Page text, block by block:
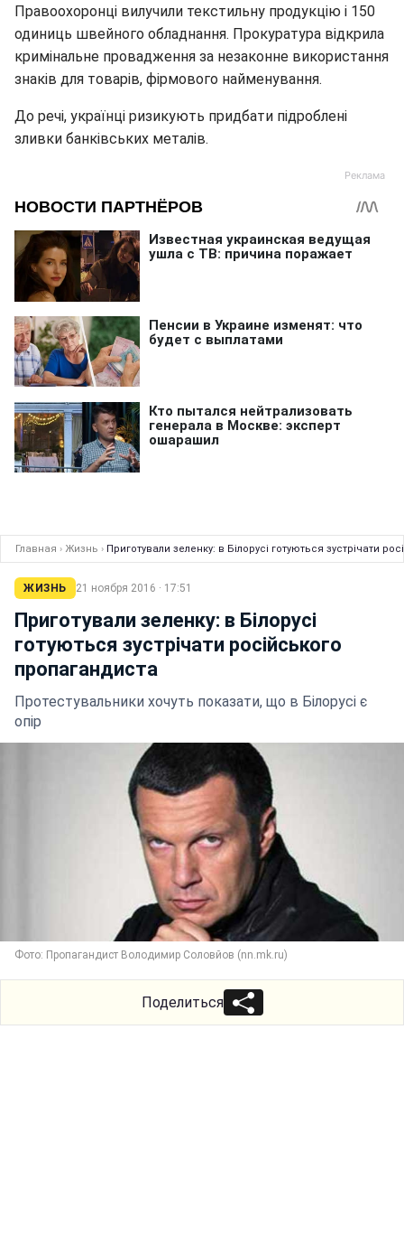
Правоохоронці вилучили текстильну продукцію і 150
одиниць швейного обладнання. Прокуратура відкрила
кримінальне провадження за незаконне використання
знаків для товарів, фірмового найменування.
До речі, українці ризикують придбати підроблені
зливки банківських металів.
Главная › Жизнь › Приготували зеленку: в Білорусі готуються зустрічати
ЖИЗНЬ 21 ноября 2016 · 17:51
Приготували зеленку: в Білорусі
готуються зустрічати російського
пропагандиста
Протестувальники хочуть показати, що в Білорусі є
опір
Фото: Пропагандист Володимир Соловйов (nn.mk.ru)
Поделиться